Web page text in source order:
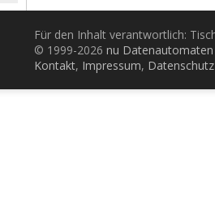
Für den Inhalt verantwortlich:
© 1999-2026 nu
Kontakt, Impressum, Datenschutz